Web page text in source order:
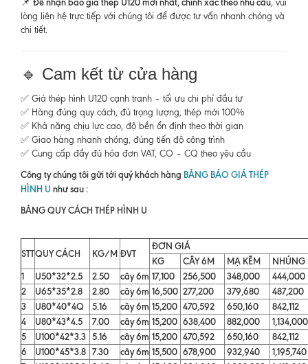
📌
, vui
lòng liên hệ trực tiếp với chúng tôi để được tư vấn nhanh chóng và
chi tiết.
🔹 Cam kết từ cửa hàng
✅ Giá thép hình U120 cạnh tranh – tối ưu chi phí đầu tư
✅ Hàng đúng quy cách, đủ trọng lượng, thép mới 100%
✅ Khả năng chịu lực cao, độ bền ổn định theo thời gian
✅ Giao hàng nhanh chóng, đúng tiến độ công trình
✅ Cung cấp đầy đủ hóa đơn VAT, CO – CQ theo yêu cầu
Công ty chúng tôi gửi tới quý khách hàng BẢNG BÁO GIÁ THÉP
HÌNH U như sau :
BẢNG QUY CÁCH THÉP HÌNH U
STTQUY CÁCH KG/M ĐVT
ĐƠN GIÁ
KG
CÂY 6M MẠ KẼM
NHÚNG
1
U50*32*2.5 2.50 cây 6m 17,100 256,500 348,000
444,000
2
U65*35*2.8 2.80 cây 6m 16,500 277,200 379,680
487,200
3
U80*40*4Q 5.16 cây 6m 15,200 470,592 650,160
842,112
4
U80*43*4.5 7.00 cây 6m 15,200 638,400 882,000
5
U100*42*3.3 5.16 cây 6m 15,200 470,592 650,160
842,112
6
U100*45*3.8 7.30 cây 6m 15,500 678,900 932,940
1,195,740